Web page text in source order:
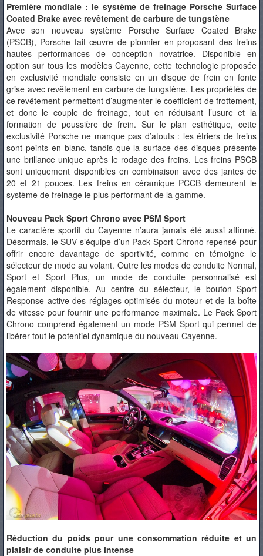
Première mondiale : le système de freinage Porsche Surface
Coated Brake avec revêtement de carbure de tungstène
Avec son nouveau système Porsche Surface Coated Brake
(PSCB), Porsche fait œuvre de pionnier en proposant des freins
hautes performances de conception novatrice. Disponible en
option sur tous les modèles Cayenne, cette technologie proposée
en exclusivité mondiale consiste en un disque de frein en fonte
grise avec revêtement en carbure de tungstène. Les propriétés de
ce revêtement permettent d’augmenter le coefficient de frottement,
et donc le couple de freinage, tout en réduisant l’usure et la
formation de poussière de frein. Sur le plan esthétique, cette
exclusivité Porsche ne manque pas d’atouts : les étriers de freins
sont peints en blanc, tandis que la surface des disques présente
une brillance unique après le rodage des freins. Les freins PSCB
sont uniquement disponibles en combinaison avec des jantes de
20 et 21 pouces. Les freins en céramique PCCB demeurent le
système de freinage le plus performant de la gamme.
Nouveau Pack Sport Chrono avec PSM Sport
Le caractère sportif du Cayenne n’aura jamais été aussi affirmé.
Désormais, le SUV s’équipe d’un Pack Sport Chrono repensé pour
offrir encore davantage de sportivité, comme en témoigne le
sélecteur de mode au volant. Outre les modes de conduite Normal,
Sport et Sport Plus, un mode de conduite personnalisé est
également disponible. Au centre du sélecteur, le bouton Sport
Response active des réglages optimisés du moteur et de la boîte
de vitesse pour fournir une performance maximale. Le Pack Sport
Chrono comprend également un mode PSM Sport qui permet de
libérer tout le potentiel dynamique du nouveau Cayenne.
Réduction du poids pour une consommation réduite et un
plaisir de conduite plus intense